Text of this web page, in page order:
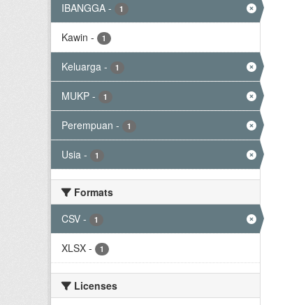
IBANGGA - 1
Kawin - 1
Keluarga - 1
MUKP - 1
Perempuan - 1
Usia - 1
Formats
CSV - 1
XLSX - 1
Licenses